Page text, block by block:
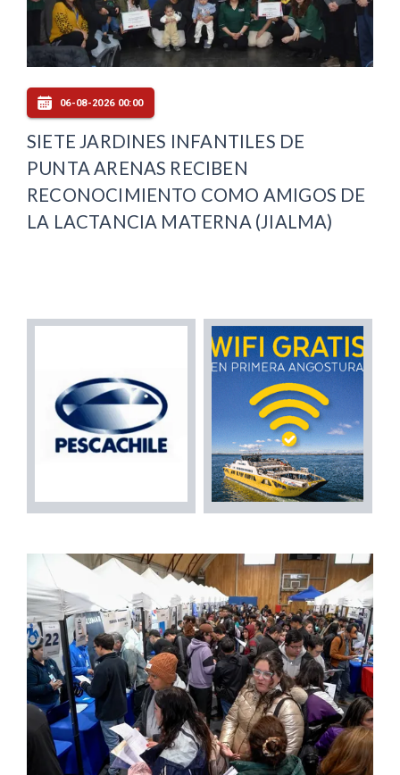
06-08-2026 00:00
SIETE JARDINES INFANTILES DE
PUNTA ARENAS RECIBEN
RECONOCIMIENTO COMO AMIGOS DE
LA LACTANCIA MATERNA (JIALMA)